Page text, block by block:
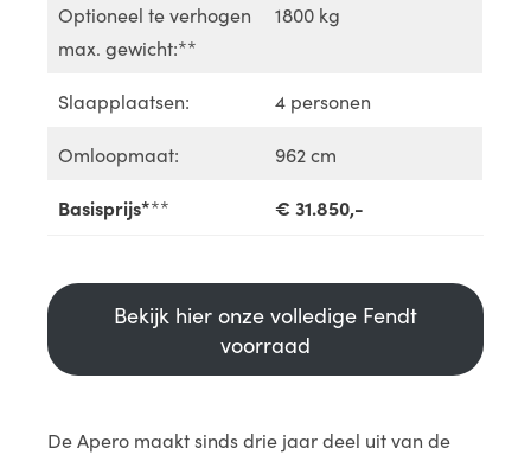
Optioneel te verhogen
max. gewicht:**
1800 kg
Slaapplaatsen: 4 personen
Omloopmaat: 962 cm
Basisprijs*** € 31.850,-
Bekijk hier onze volledige Fendt
voorraad
De Apero maakt sinds drie jaar deel uit van de